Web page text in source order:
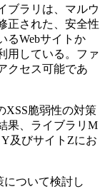
ブラリは、マルウ
正された、安全性
るWebサイトか
用している。ファ
クセス可能であ
XSS脆弱性の対策
果、ライブラリM
及びサイトZにお
について検討し